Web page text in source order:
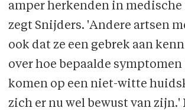
amper herkenden in
zegt Snijders. 'Andere artsen
ook dat ze een gebrek aan
over hoe bepaalde
komen op een niet-witte
zich er nu wel bewust van zijn.'